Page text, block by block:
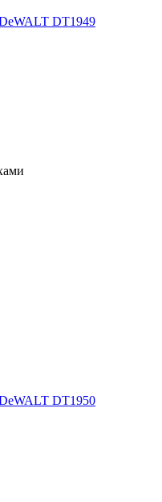
DT1949
DT1950